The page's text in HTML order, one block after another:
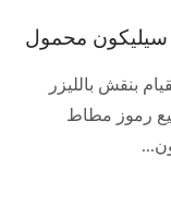
محمول
بنقش بالليزر
رموز مطاط